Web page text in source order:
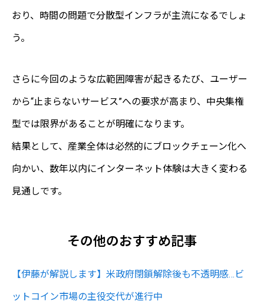
おり、時間の問題で分散型インフラが主流になるでしょ
う。
さらに今回のような広範囲障害が起きるたび、ユーザー
から“止まらないサービス”への要求が高まり、中央集権
型では限界があることが明確になります。
結果として、産業全体は必然的にブロックチェーン化へ
向かい、数年以内にインターネット体験は大きく変わる
見通しです。
その他のおすすめ記事
【伊藤が解説します】米政府閉鎖解除後も不透明感…ビ
ットコイン市場の主役交代が進行中